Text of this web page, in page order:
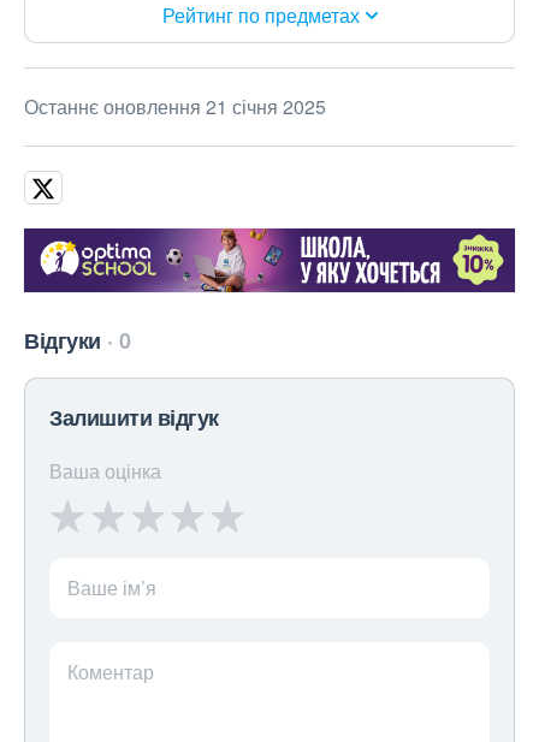
Рейтинг по предметах
Останнє оновлення 21 січня 2025
Відгуки 0
Залишити відгук
Ваша оцінка
Ваше ім’я
Коментар